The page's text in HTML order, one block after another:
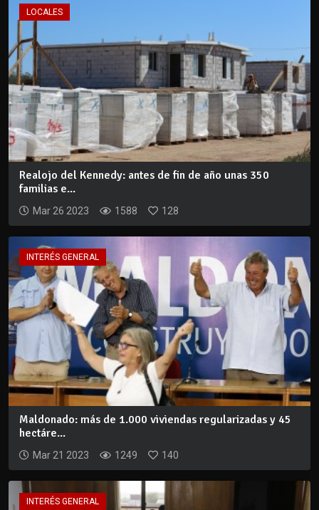
LOCALES
Realojo del Kennedy: antes de fin de año unas 350
familias e...
Mar 26 2023 1588 128
INTERÉS GENERAL
Maldonado: más de 1.000 viviendas regularizadas y 45
hectáre...
Mar 21 2023 1249 140
INTERÉS GENERAL